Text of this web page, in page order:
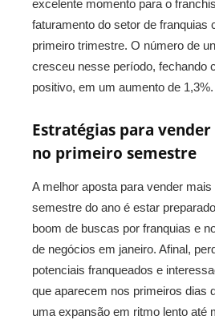
excelente momento para o
faturamento do setor de franquias
primeiro trimestre. O número de
cresceu nesse período, fechando
positivo, em um aumento de 1,3%.
Estratégias para
no primeiro semestre
A melhor aposta para vender
semestre do ano é estar
boom de buscas por franquias e
de negócios em janeiro. Afinal,
potenciais franqueados e
que aparecem nos primeiros dias
uma expansão em ritmo lento até